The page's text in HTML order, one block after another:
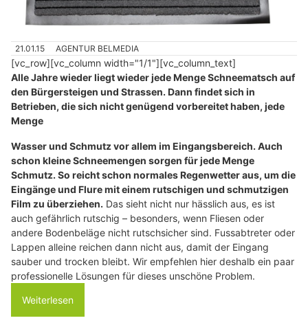
21.01.15 AGENTUR BELMEDIA
[vc_row][vc_column width="1/1"][vc_column_text]
Alle Jahre wieder liegt wieder jede Menge Schneematsch auf
den Bürgersteigen und Strassen. Dann findet sich in
Betrieben, die sich nicht genügend vorbereitet haben, jede
Menge
Wasser und Schmutz vor allem im Eingangsbereich. Auch
schon kleine Schneemengen sorgen für jede Menge
Schmutz. So reicht schon normales Regenwetter aus, um die
Eingänge und Flure mit einem rutschigen und schmutzigen
Film zu überziehen. Das sieht nicht nur hässlich aus, es ist
auch gefährlich rutschig – besonders, wenn Fliesen oder
andere Bodenbeläge nicht rutschsicher sind. Fussabtreter oder
Lappen alleine reichen dann nicht aus, damit der Eingang
sauber und trocken bleibt. Wir empfehlen hier deshalb ein paar
professionelle Lösungen für dieses unschöne Problem.
Weiterlesen